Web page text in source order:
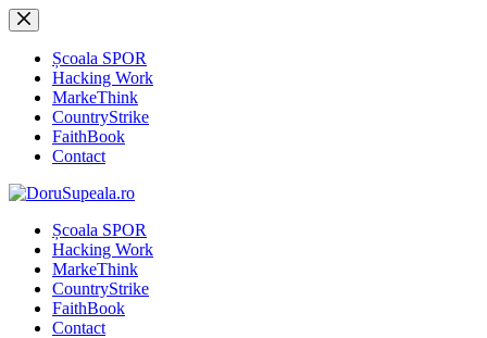
Sari
la
conținutȘcoala SPOR
Hacking Work
MarkeThink
CountryStrike
FaithBook
Contact
Școala SPOR
Hacking Work
MarkeThink
CountryStrike
FaithBook
Contact